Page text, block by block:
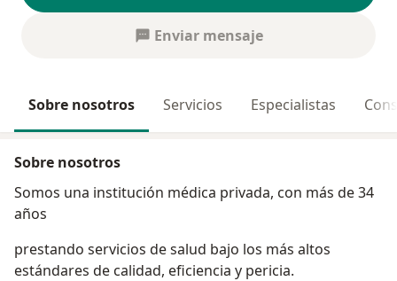
Enviar mensaje
Sobre nosotros Servicios Especialistas
Sobre nosotros
Somos una institución médica privada, con más de 34
años
prestando servicios de salud bajo los más altos
estándares de calidad, eficiencia y pericia.